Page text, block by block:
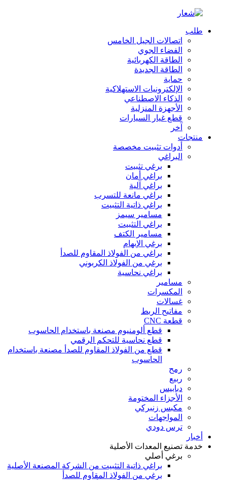
طلب
اتصالات الجيل الخامس
الفضاء الجوي
الطاقة الكهربائية
الطاقة الجديدة
حماية
الإلكترونيات الاستهلاكية
الذكاء الاصطناعي
الأجهزة المنزلية
قطع غيار السيارات
آخر
منتجات
أدوات تثبيت مخصصة
البراغي
برغي تثبيت
براغي أمان
براغي آلية
براغي مانعة للتسرب
براغي ذاتية التثبيت
مسامير سيمز
براغي التثبيت
مسامير الكتف
برغي الإبهام
براغي من الفولاذ المقاوم للصدأ
برغي من الفولاذ الكربوني
براغي نحاسية
مسامير
المكسرات
غسالات
مفاتيح الربط
قطعة CNC
قطع ألومنيوم مصنعة باستخدام الحاسوب
قطع نحاسية للتحكم الرقمي
قطع من الفولاذ المقاوم للصدأ مصنعة باستخدام
الحاسوب
رمح
ربيع
دبابيس
الأجزاء المختومة
مكبس زنبركي
المواجهات
ترس دودي
أخبار
خدمة تصنيع المعدات الأصلية
برغي أصلي
براغي ذاتية التثبيت من الشركة المصنعة الأصلية
برغي من الفولاذ المقاوم للصدأ